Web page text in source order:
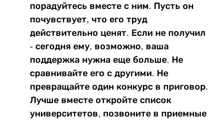
порадуйтесь вместе с ним. Пусть он
почувствует, что его труд
действительно ценят. Если не получил
- сегодня ему, возможно, ваша
поддержка нужна еще больше. Не
сравнивайте его с другими. Не
превращайте один конкурс в приговор.
Лучше вместе откройте список
университетов, позвоните в приемные